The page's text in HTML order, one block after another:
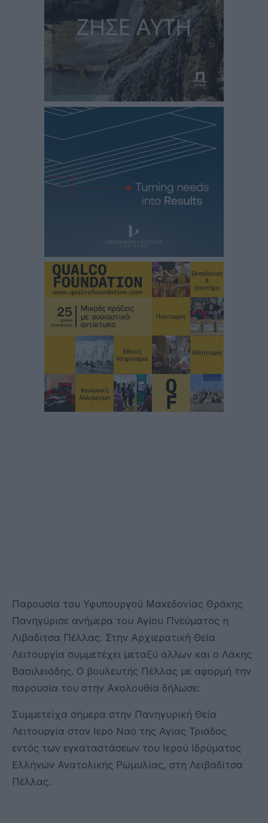
Παρουσία του Υφυπουργού Μακεδονίας Θράκης
Πανηγύρισε ανήμερα του Αγίου Πνεύματος η
Λιβαδιτσα Πέλλας. Στην Αρχιερατική Θεία
Λειτουργία συμμετέχει μεταξύ άλλων και ο Λάκης
Βασιλειάδης. Ο βουλευτής Πέλλας με αφορμή την
παρουσία του στην Ακολουθία δήλωσε:
Συμμετείχα σήμερα στην Πανηγυρική Θεία
Λειτουργία στον Ιερό Ναό της Αγίας Τριάδος
εντός των εγκαταστάσεων του Ιερού Ιδρύματος
Ελλήνων Ανατολικής Ρωμυλίας, στη Λειβαδίτσα
Πέλλας.